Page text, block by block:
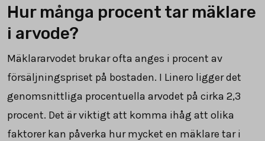
Hur många procent tar mäklare
i arvode?
Mäklararvodet brukar ofta anges i procent av
försäljningspriset på bostaden. I Linero ligger det
genomsnittliga procentuella arvodet på cirka 2,3
procent. Det är viktigt att komma ihåg att olika
faktorer kan påverka hur mycket en mäklare tar i